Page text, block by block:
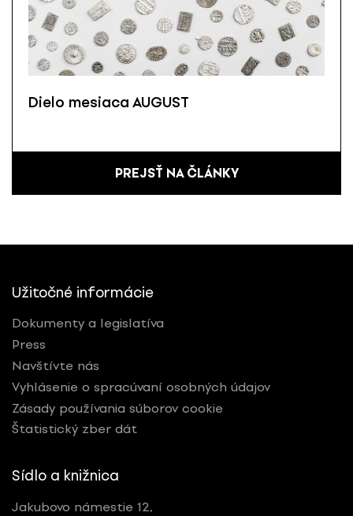
Dielo mesiaca AUGUST
PREJSŤ NA ČLÁNKY
Užitočné informácie
Dokumenty a legislatíva
Press
Navštívte nás
Vyhlásenie o spracúvaní osobných údajov
Zásady používania súborov cookie
Štatistický zber dát
Sídlo a knižnica
Jakubovo námestie 12,